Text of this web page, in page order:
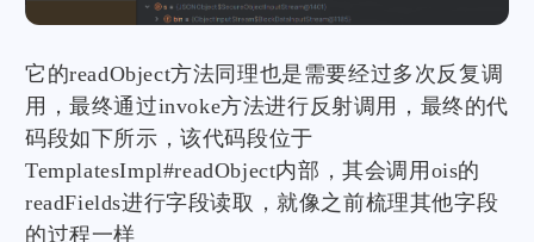
它的readObject方法同理也是需要经过多次反复调
用，最终通过invoke方法进行反射调用，最终的代
码段如下所示，该代码段位于
TemplatesImpl#readObject内部，其会调用ois的
readFields进行字段读取，就像之前梳理其他字段
的过程一样